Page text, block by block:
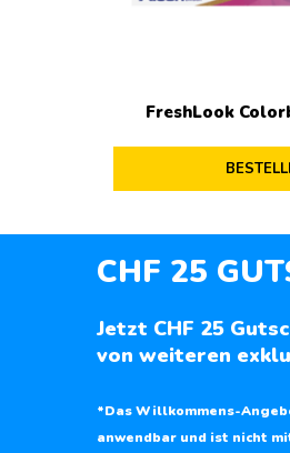
FreshLook
CHF 25
Jetzt CHF 25
von weiteren
*Das Willkommens-
anwendbar und ist nicht